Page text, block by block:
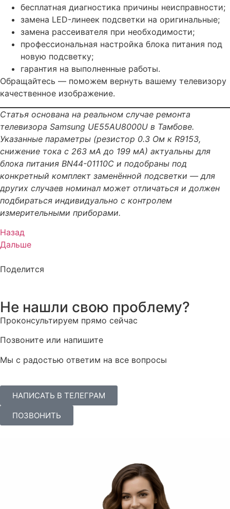
бесплатная диагностика причины неисправности;
замена LED-линеек подсветки на оригинальные;
замена рассеивателя при необходимости;
профессиональная настройка блока питания под
новую подсветку;
гарантия на выполненные работы.
Обращайтесь — поможем вернуть вашему телевизору
качественное изображение.
Статья основана на реальном случае ремонта
телевизора Samsung UE55AU8000U в Тамбове.
Указанные параметры (резистор 0.3 Ом к R9153,
снижение тока с 263 мА до 199 мА) актуальны для
блока питания BN44-01110C и подобраны под
конкретный комплект заменённой подсветки — для
других случаев номинал может отличаться и должен
подбираться индивидуально с контролем
измерительными приборами.
Назад
Дальше
Поделится
Не нашли свою проблему?
Проконсультируем прямо сейчас
Позвоните или напишите
Мы с радостью ответим на все вопросы
НАПИСАТЬ В ТЕЛЕГРАМ
ПОЗВОНИТЬ